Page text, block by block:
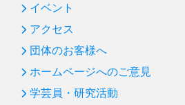
イベント
アクセス
団体のお客様へ
ホームページへのご意見
学芸員・研究活動